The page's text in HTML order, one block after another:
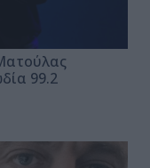
99.2